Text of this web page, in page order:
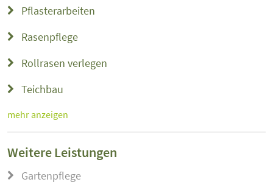
Pflasterarbeiten
Rasenpflege
Rollrasen verlegen
Teichbau
mehr anzeigen
Weitere Leistungen
Gartenpflege